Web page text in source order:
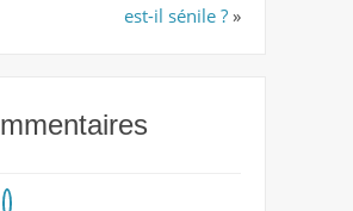
est-il sénile ? »